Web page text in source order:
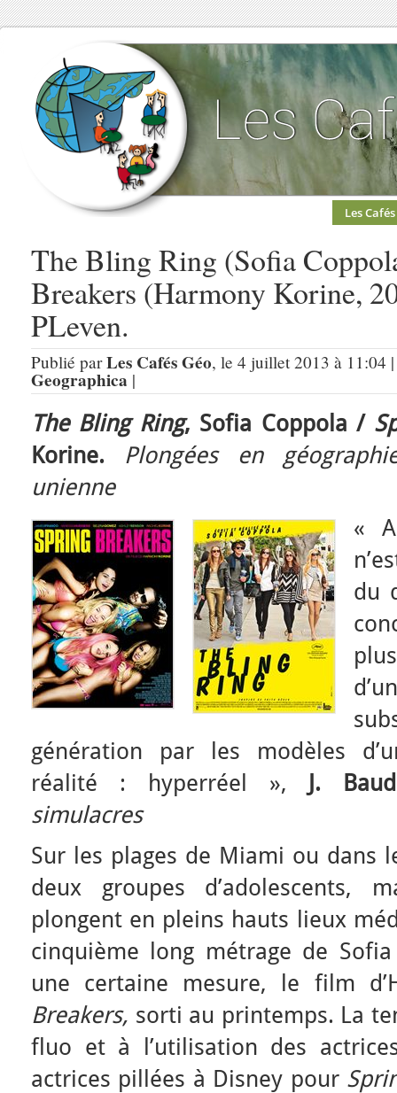
Les Cafés
The Bling Ring (Sofia
Breakers (Harmony Korine,
PLeven.
Publié parLes Cafés Géo, le 4 juillet 2013 à 11:04
Geographica |
The Bling Ring, Sofia Coppola /
Korine. Plongées en
unienne
«
du
génération par les modèles
réalité : hyperréel »,
J.
simulacres
Sur les plages de Miami ou dans
deux groupes d’adolescents,
plongent en pleins hauts lieux
cinquième long métrage de
une certaine mesure,
le film
Breakers, sorti au printemps. La
fluo et à l’utilisation des
actrices pillées à Disney pour